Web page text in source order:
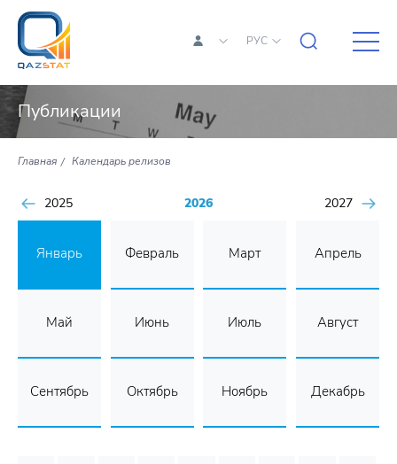
РУС
Публикации
Главная Календарь релизов
2025 2026 2027
Январь Февраль Март Апрель
Май Июнь Июль Август
Сентябрь Октябрь Ноябрь Декабрь